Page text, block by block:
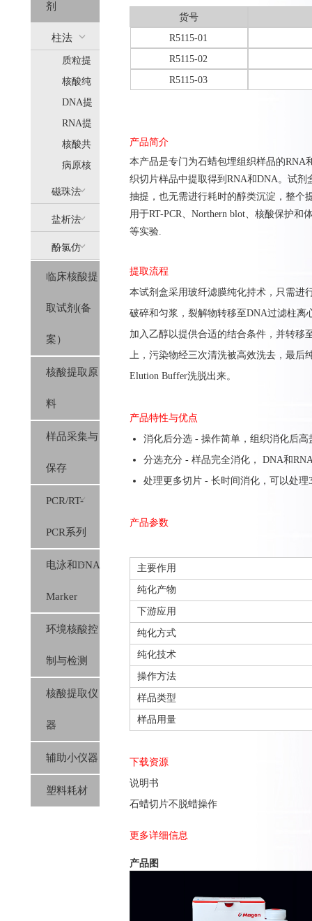
剂
柱法
质粒提
取
核酸纯
化
DNA提
取
RNA提
取
核酸共
提
(AllPure)
病原核
酸提取
磁珠法
(MagPure)
盐析法
(SolPure)
酚氯仿
(Trizol系
列）
临床核酸提
取试剂(备
案）
核酸提取原
料
样品采集与
保存
PCR/RT-
PCR系列
电泳和DNA
Marker
环境核酸控
制与检测
核酸提取仪
器
辅助小仪器
塑料耗材
货号
R5115-01
R5115-02
R5115-03
产品简介
本产品是专门为石蜡包埋组织样品的RNA
织切片样品中提取得到RNA和DNA。试
抽提，也无需进行耗时的醇类沉淀，整个
用于RT-PCR、Northern blot、核酸保护和
等实验.
提取流程
本试剂盒采用玻纤滤膜纯化持术，只需进
破碎和匀浆，裂解物转移至DNA过滤柱
加入乙醇以提供合适的结合条件，并转移
上，污染物经三次清洗被高效洗去，最后
Elution Buffer洗脱出来。
产品特性与优点
消化后分选 - 操作简单，组织消化后
分选充分 - 样品完全消化， DNA和
处理更多切片 - 长时间消化，可以处理
产品参数
主要作用
纯化产物
下游应用
纯化方式
纯化技术
操作方法
样品类型
样品用量
下载资源
说明书
石蜡切片不脱蜡操作
更多详细信息
产品图